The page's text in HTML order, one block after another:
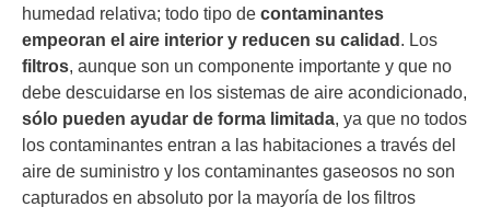
humedad relativa; todo tipo de contaminantes
empeoran el aire interior y reducen su calidad . Los
filtros, aunque son un componente importante y que no
debe descuidarse en los sistemas de aire acondicionado,
sólo pueden ayudar de forma limitada, ya que no todos
los contaminantes entran a las habitaciones a través del
aire de suministro y los contaminantes gaseosos no son
capturados en absoluto por la mayoría de los filtros